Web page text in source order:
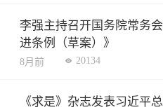
李强主持召开国务院常务
进条例（草案）》
8月前 20134
《求是》杂志发表习近平